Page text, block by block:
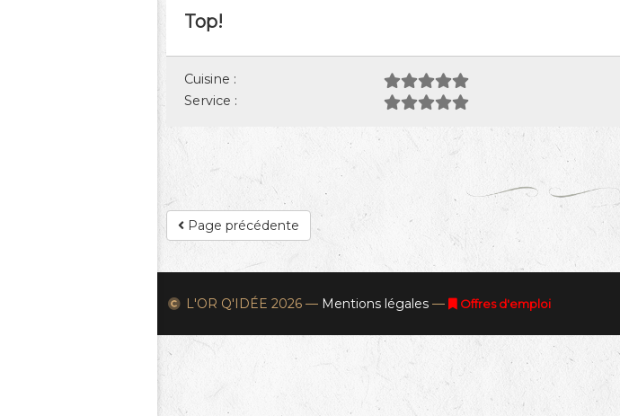
Top!
Cuisine :
Service :
Page précédente
L'OR Q'IDÉE 2026 — Mentions légales— Offres d'emploi